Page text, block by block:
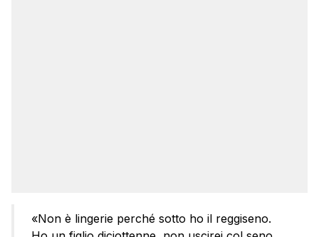
«Non è lingerie perché sotto ho il reggiseno.